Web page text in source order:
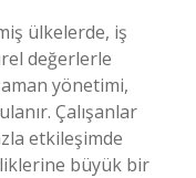
ülkelerde, iş
değerlerle
yönetimi,
Çalışanlar
etkileşimde
büyük bir